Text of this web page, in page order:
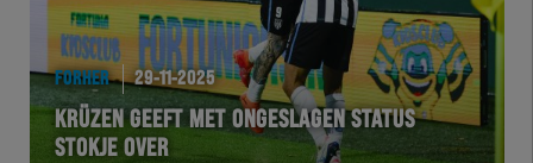
FORHER 29-11-2025
KRÜZEN GEEFT MET ONGESLAGEN STATUS
STOKJE OVER